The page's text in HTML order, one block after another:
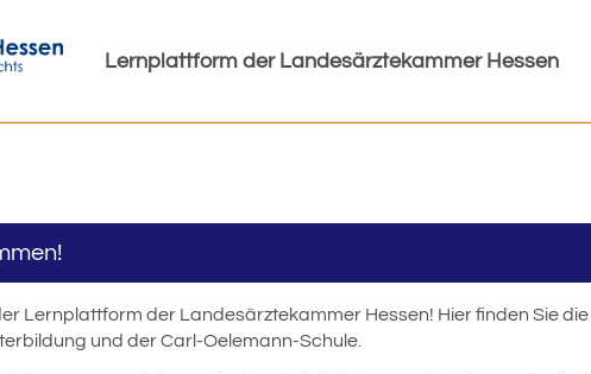
Lernplattform der Landesärztekammer Hessen
Lernplattform der Landesärztekammer Hessen! Hier finden Sie
und der Carl-Oelemann-Schule.